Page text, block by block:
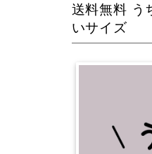
送料無料 う
いサイズ